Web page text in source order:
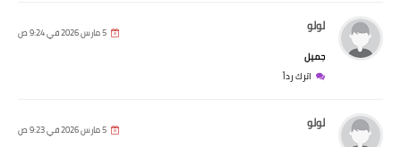
لولو 5 مارس 2026 في 9:24 ص
جميل
اترك رداً
لولو 5 مارس 2026 في 9:23 ص